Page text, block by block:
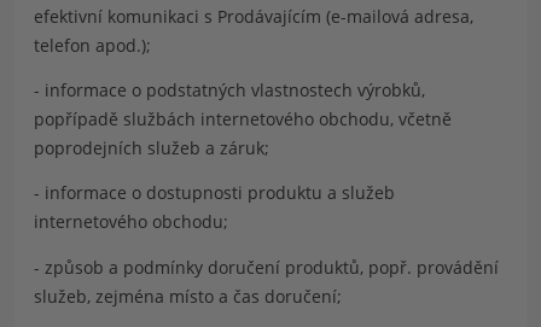
efektivní komunikaci s Prodávajícím (e-mailová adresa,
telefon apod.);
- informace o podstatných vlastnostech výrobků,
popřípadě službách internetového obchodu, včetně
poprodejních služeb a záruk;
- informace o dostupnosti produktu a služeb
internetového obchodu;
- způsob a podmínky doručení produktů, popř. provádění
služeb, zejména místo a čas doručení;